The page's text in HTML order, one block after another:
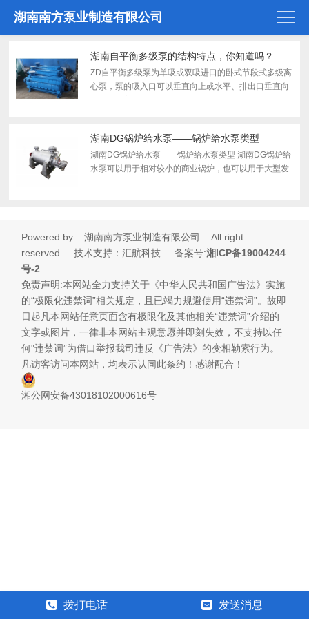
湖南南方泵业制造有限公司
湖南自平衡多级泵的结构特点，你知道吗？
ZD自平衡多级泵为单吸或双吸进口的卧式节段式多级离
心泵，泵的吸入口可以垂直向上或水平、排出口垂直向
湖南DG锅炉给水泵——锅炉给水泵类型
湖南DG锅炉给水泵——锅炉给水泵类型 湖南DG锅炉给
水泵可以用于相对较小的商业锅炉，也可以用于大型发
Powered by 湖南南方泵业制造有限公司 All right
reserved 技术支持：汇航科技 备案号:湘ICP备19004244
号-2
免责声明:本网站全力支持关于《中华人民共和国广告法》实施
的“极限化违禁词”相关规定，且已竭力规避使用“违禁词”。故即
日起凡本网站任意页面含有极限化及其他相关“违禁词”介绍的
文字或图片，一律非本网站主观意愿并即刻失效，不支持以任
何"违禁词”为借口举报我司违反《广告法》的变相勒索行为。
凡访客访问本网站，均表示认同此条约！感谢配合！
湘公网安备43018102000616号
拨打电话 发送消息